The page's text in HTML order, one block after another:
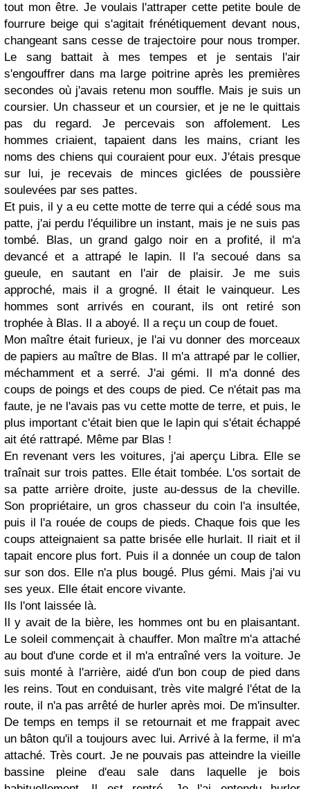
tout mon être. Je voulais l'attraper cette petite boule de
fourrure beige qui s'agitait frénétiquement devant nous,
changeant sans cesse de trajectoire pour nous tromper.
Le sang battait à mes tempes et je sentais l'air
s'engouffrer dans ma large poitrine après les premières
secondes où j'avais retenu mon souffle. Mais je suis un
coursier. Un chasseur et un coursier, et je ne le quittais
pas du regard. Je percevais son affolement. Les
hommes criaient, tapaient dans les mains, criant les
noms des chiens qui couraient pour eux. J'étais presque
sur lui, je recevais de minces giclées de poussière
soulevées par ses pattes.
Et puis, il y a eu cette motte de terre qui a cédé sous ma
patte, j'ai perdu l'équilibre un instant, mais je ne suis pas
tombé. Blas, un grand galgo noir en a profité, il m'a
devancé et a attrapé le lapin. Il l'a secoué dans sa
gueule, en sautant en l'air de plaisir. Je me suis
approché, mais il a grogné. Il était le vainqueur. Les
hommes sont arrivés en courant, ils ont retiré son
trophée à Blas. Il a aboyé. Il a reçu un coup de fouet.
Mon maître était furieux, je l'ai vu donner des morceaux
de papiers au maître de Blas. Il m'a attrapé par le collier,
méchamment et a serré. J'ai gémi. Il m'a donné des
coups de poings et des coups de pied. Ce n'était pas ma
faute, je ne l'avais pas vu cette motte de terre, et puis, le
plus important c'était bien que le lapin qui s'était échappé
ait été rattrapé. Même par Blas !
En revenant vers les voitures, j'ai aperçu Libra. Elle se
traînait sur trois pattes. Elle était tombée. L'os sortait de
sa patte arrière droite, juste au-dessus de la cheville.
Son propriétaire, un gros chasseur du coin l'a insultée,
puis il l'a rouée de coups de pieds. Chaque fois que les
coups atteignaient sa patte brisée elle hurlait. Il riait et il
tapait encore plus fort. Puis il a donnée un coup de talon
sur son dos. Elle n'a plus bougé. Plus gémi. Mais j'ai vu
ses yeux. Elle était encore vivante.
Ils l'ont laissée là.
Il y avait de la bière, les hommes ont bu en plaisantant.
Le soleil commençait à chauffer. Mon maître m'a attaché
au bout d'une corde et il m'a entraîné vers la voiture. Je
suis monté à l'arrière, aidé d'un bon coup de pied dans
les reins. Tout en conduisant, très vite malgré l'état de la
route, il n'a pas arrêté de hurler après moi. De m'insulter.
De temps en temps il se retournait et me frappait avec
un bâton qu'il a toujours avec lui. Arrivé à la ferme, il m'a
attaché. Très court. Je ne pouvais pas atteindre la vieille
bassine pleine d'eau sale dans laquelle je bois